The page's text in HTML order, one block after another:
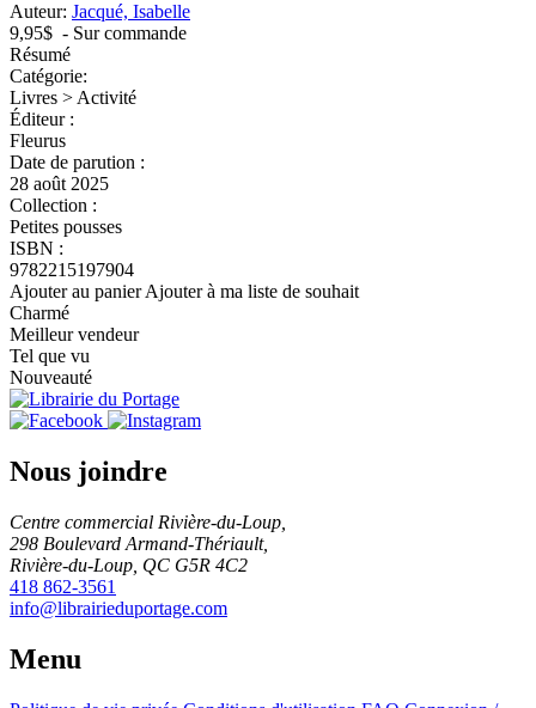
Auteur: Jacqué, Isabelle
9,95$ - Sur commande
Résumé
Catégorie:
Livres > Activité
Éditeur :
Fleurus
Date de parution :
28 août 2025
Collection :
Petites pousses
ISBN :
9782215197904
Ajouter au panierAjouter à ma liste de souhait
Charmé
Meilleur vendeur
Tel que vu
Nouveauté
Nous joindre
Centre commercial Rivière-du-Loup,
298 Boulevard Armand-Thériault,
Rivière-du-Loup, QC G5R 4C2
418 862-3561
info@librairieduportage.com
Menu